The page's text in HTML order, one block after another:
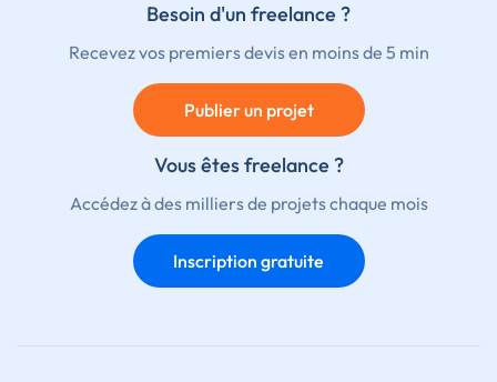
Besoin d'un freelance ?
Recevez vos premiers devis en moins de 5 min
Publier un projet
Vous êtes freelance ?
Accédez à des milliers de projets chaque mois
Inscription gratuite